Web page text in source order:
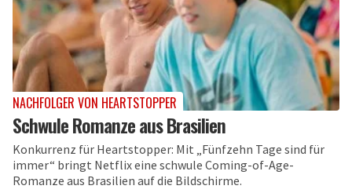
NACHFOLGER VON HEARTSTOPPER
Schwule Romanze aus Brasilien
Konkurrenz für Heartstopper: Mit „Fünfzehn Tage sind für
immer“ bringt Netflix eine schwule Coming-of-Age-
Romanze aus Brasilien auf die Bildschirme.